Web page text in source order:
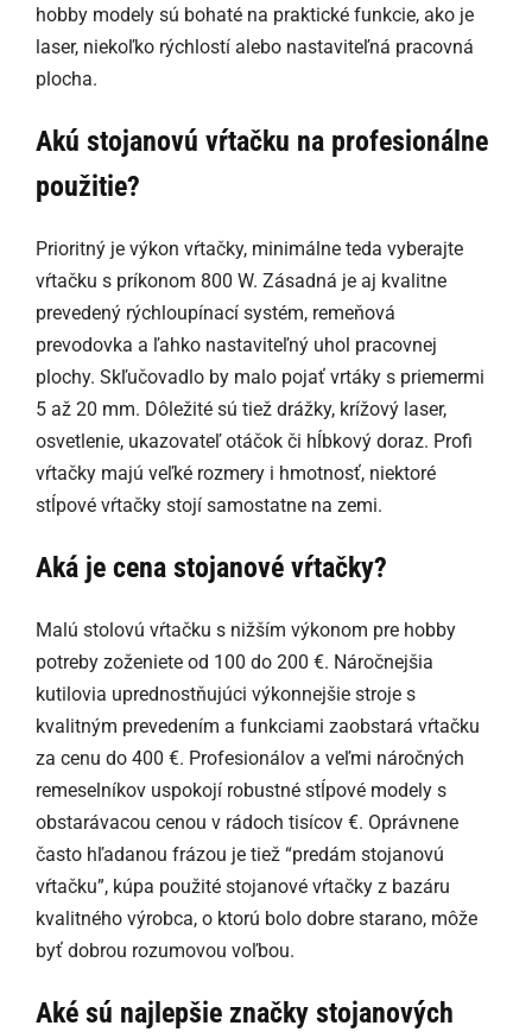
hobby modely sú bohaté na praktické funkcie, ako je
laser, niekoľko rýchlostí alebo nastaviteľná pracovná
plocha.
Akú stojanovú vŕtačku na profesionálne
použitie?
Prioritný je výkon vŕtačky, minimálne teda vyberajte
vŕtačku s príkonom 800 W. Zásadná je aj kvalitne
prevedený rýchloupínací systém, remeňová
prevodovka a ľahko nastaviteľný uhol pracovnej
plochy. Skľučovadlo by malo pojať vrtáky s priemermi
5 až 20 mm. Dôležité sú tiež drážky, krížový laser,
osvetlenie, ukazovateľ otáčok či hĺbkový doraz. Profi
vŕtačky majú veľké rozmery i hmotnosť, niektoré
stĺpové vŕtačky stojí samostatne na zemi.
Aká je cena stojanové vŕtačky?
Malú stolovú vŕtačku s nižším výkonom pre hobby
potreby zoženiete od 100 do 200 €. Náročnejšia
kutilovia uprednostňujúci výkonnejšie stroje s
kvalitným prevedením a funkciami zaobstará vŕtačku
za cenu do 400 €. Profesionálov a veľmi náročných
remeselníkov uspokojí robustné stĺpové modely s
obstarávacou cenou v rádoch tisícov €. Oprávnene
často hľadanou frázou je tiež “predám stojanovú
vŕtačku”, kúpa použité stojanové vŕtačky z bazáru
kvalitného výrobca, o ktorú bolo dobre starano, môže
byť dobrou rozumovou voľbou.
Aké sú najlepšie značky stojanových